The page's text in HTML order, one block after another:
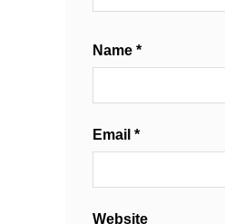
Name *
Email *
Website